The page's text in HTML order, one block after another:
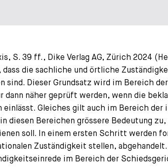
S. 39 ff., Dike Verlag AG, Zürich 2024
die sachliche und örtliche
sind. Dieser Grundsatz wird im Bereich
dann näher geprüft werden, wenn die
Gleiches gilt auch im Bereich
diesen Bereichen grössere Bedeutung
soll. In einem ersten Schritt werden
Zuständigkeit stellen, abgehandelt.
im Bereich der